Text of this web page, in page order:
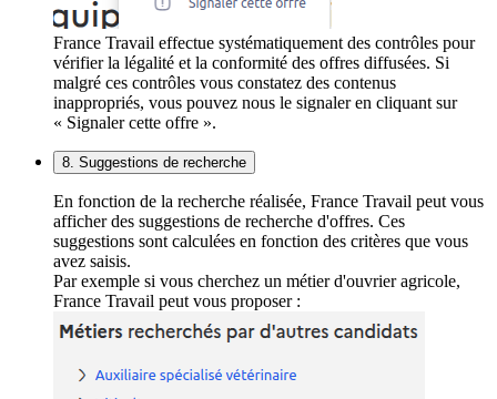
France Travail effectue systématiquement des contrôles pour
vérifier la légalité et la conformité des offres diffusées. Si
malgré ces contrôles vous constatez des contenus
inappropriés, vous pouvez nous le signaler en cliquant sur
« Signaler cette offre ».
8. Suggestions de recherche
En fonction de la recherche réalisée, France Travail peut vous
afficher des suggestions de recherche d'offres. Ces
suggestions sont calculées en fonction des critères que vous
avez saisis.
Par exemple si vous cherchez un métier d'ouvrier agricole,
France Travail peut vous proposer :